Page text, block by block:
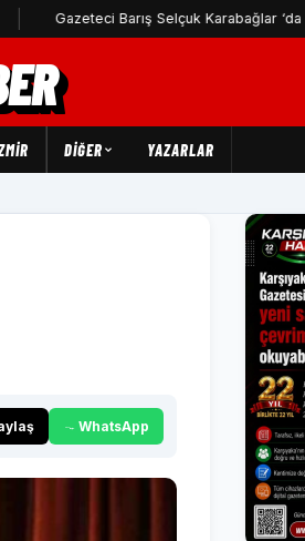
Gazeteci Barış Selçuk Karabağlar ‘da anıldı
DIĞER YAZARLAR
WhatsApp